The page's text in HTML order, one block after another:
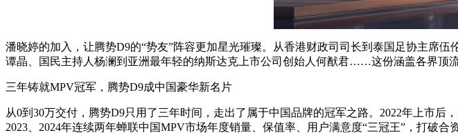
潘晓婷的加入，让腾势D9的“势友”阵容更加星光璀璨。从香港财政司司长到泰国足协主席
谭晶、国民主持人杨澜到亚洲最年轻的纳斯达克上市公司创始人何猷君……这份涵盖各界顶
三年铸就MPV冠军，腾势D9成中国豪华新名片
从0到30万交付，腾势D9只用了三年时间，走出了属于中国品牌的冠军之路。2022年上市
2023、2024年连续两年蝉联中国MPV市场年度销量、保值率、用户满意度“三冠王”，打破